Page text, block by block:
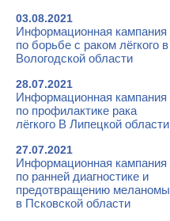
03.08.2021
Информационная кампания
по борьбе с раком лёгкого в
Вологодской области
28.07.2021
Информационная кампания
по профилактике рака
лёгкого В Липецкой области
27.07.2021
Информационная кампания
по ранней диагностике и
предотвращению меланомы
в Псковской области